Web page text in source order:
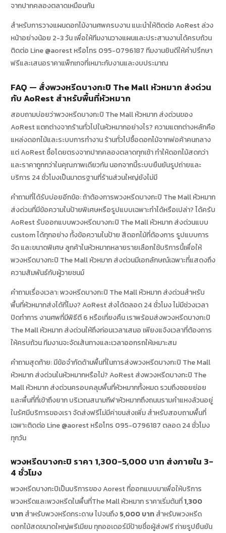
จากปากคลองตลาดเหมือนกัน
สำหรับการวางแผนดอกไม้งานศพครบงาน แนะนำให้ติดต่อ AoRest ล่วง
หน้าอย่างน้อย 2-3 วัน เพื่อให้ทีมงานวางแผนและประสานงานได้ครบถ้วน
ติดต่อ Line @aorest หรือโทร 095-0796187 ทีมงานยินดีให้คำปรึกษา
ฟรีและเสนอราคาแพ็กเกจที่เหมาะกับงานและงบประมาณ
FAQ — สั่งพวงหรีดบางกะปิ The Mall หัวหมาก ส่งด่วน
กับ AoRest สำหรับพื้นที่หัวหมาก
สอบถามบ่อยว่าพวงหรีดบางกะปิ The Mall หัวหมาก ส่งด่วนของ
AoRest แตกต่างจากร้านทั่วไปในหัวหมากอย่างไร? ความแตกต่างหลักคือ
แหล่งดอกไม้และระบบการทำงาน ร้านทั่วไปซื้อดอกไม้จากพ่อค้าคนกลาง
แต่ AoRest ซื้อโดยตรงจากปากคลองตลาดทุกเช้า ทำให้ดอกไม้สดกว่า
และราคาถูกกว่าในคุณภาพเดียวกัน นอกจากนี้ระบบยืนยันรูปถ่ายและ
บริการ 24 ชั่วโมงเป็นมาตรฐานที่ร้านส่วนใหญ่ยังไม่มี
คำถามที่ได้รับบ่อยอีกข้อ: ถ้าต้องการพวงหรีดบางกะปิ The Mall หัวหมาก
ส่งด่วนที่มีข้อความในป้ายพิเศษหรือรูปแบบเฉพาะทำได้หรือเปล่า? ได้ครับ
AoRest รับออกแบบพวงหรีดบางกะปิ The Mall หัวหมาก ส่งด่วนแบบ
custom ได้ทุกอย่าง ทั้งข้อความในป้าย สีดอกไม้ที่ต้องการ รูปแบบการ
จัด และขนาดพิเศษ ลูกค้าในหัวหมากหลายรายเลือกใช้บริการนี้เพื่อให้
พวงหรีดบางกะปิ The Mall หัวหมาก ส่งด่วนมีเอกลักษณ์เฉพาะที่แสดงถึง
ความสัมพันธ์กับผู้วายชนม์
คำถามเรื่องเวลา: พวงหรีดบางกะปิ The Mall หัวหมาก ส่งด่วนสำหรับ
พื้นที่หัวหมากส่งได้กี่โมง? AoRest ส่งได้ตลอด 24 ชั่วโมง ไม่มีช่วงเวลา
ปิดทำการ งานศพที่มีพิธีตี 6 หรือเที่ยงคืน เราพร้อมส่งพวงหรีดบางกะปิ
The Mall หัวหมาก ส่งด่วนให้ถึงก่อนเวลาเสมอ เพียงแจ้งเวลาที่ต้องการ
ให้ครบถ้วน ทีมงานจะจัดเส้นทางและเวลาออกรถให้เหมาะสม
คำถามสุดท้าย: มีข้อจำกัดด้านพื้นที่ในการส่งพวงหรีดบางกะปิ The Mall
หัวหมาก ส่งด่วนในหัวหมากหรือไม่? AoRest ส่งพวงหรีดบางกะปิ The
Mall หัวหมาก ส่งด่วนครอบคลุมพื้นที่หัวหมากทั้งหมด รวมถึงซอยย่อย
และพื้นที่ที่เข้าถึงยาก บริเวณสนามกีฬาหัวหมากถึงถนนรามคำแหงล้วนอยู่
ในรัศมีบริการของเรา จัดส่งฟรีไม่มีค่าขนส่งเพิ่ม สำหรับสอบถามพื้นที่
เฉพาะติดต่อ Line @aorest หรือโทร 095-0796187 ตลอด 24 ชั่วโมง
ทุกวัน
พวงหรีดบางกะปิ ราคา 1,300-5,000 บาท ส่งภายใน 3-
4 ชั่วโมง
พวงหรีดบางกะปิเป็นบริการของ Aorest ที่ออกแบบมาเพื่อให้บริการ
พวงหรีดและพวงหรีดในพื้นที่The Mall หัวหมาก ราคาเริ่มต้นที่1,300
บาทสำหรับพวงหรีดกระดาษ ไปจนถึง5,000 บาทสำหรับพวงหรีด
ดอกไม้สดขนาดใหญ่พรีเมียม ทุกออเดอร์มีป้ายชื่อผู้ส่งฟรี ถ่ายรูปยืนยัน